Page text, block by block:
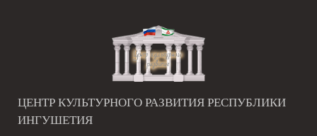
ЦЕНТР КУЛЬТУРНОГО РАЗВИТИЯ РЕСПУБЛИКИ
ИНГУШЕТИЯ